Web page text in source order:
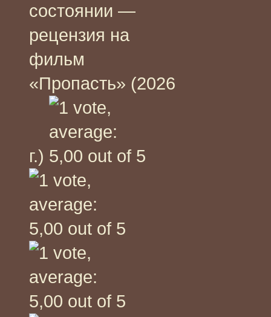
состоянии —
рецензия на
фильм
«Пропасть» (2026
г.)